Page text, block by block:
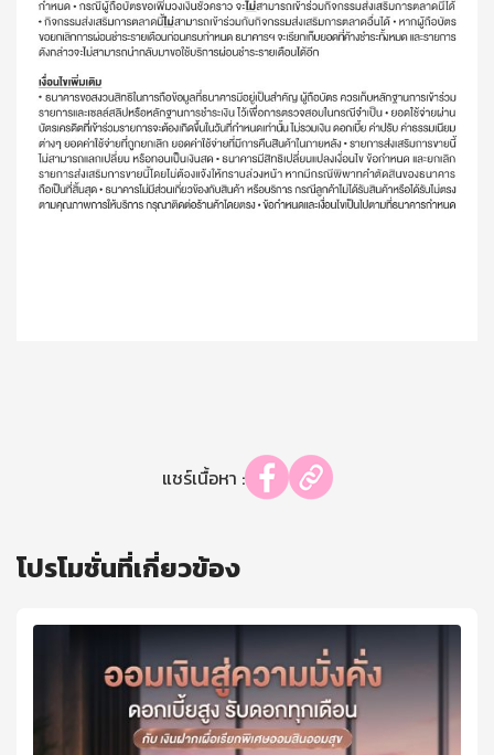
แชร์เนื้อหา :
โปรโมชั่นที่เกี่ยวข้อง